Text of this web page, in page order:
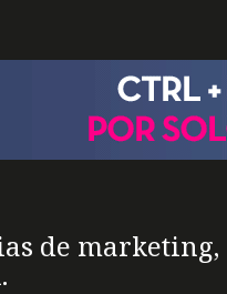
de marketing,